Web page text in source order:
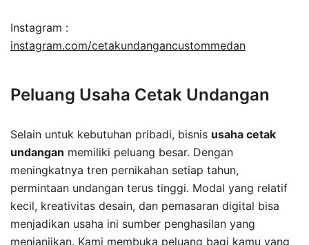
Instagram :
instagram.com/cetakundangancustommedan
Peluang Usaha Cetak Undangan
Selain untuk kebutuhan pribadi, bisnis usaha cetak
undangan memiliki peluang besar. Dengan
meningkatnya tren pernikahan setiap tahun,
permintaan undangan terus tinggi. Modal yang relatif
kecil, kreativitas desain, dan pemasaran digital bisa
menjadikan usaha ini sumber penghasilan yang
menjanjikan. Kami membuka peluang bagi kamu yang